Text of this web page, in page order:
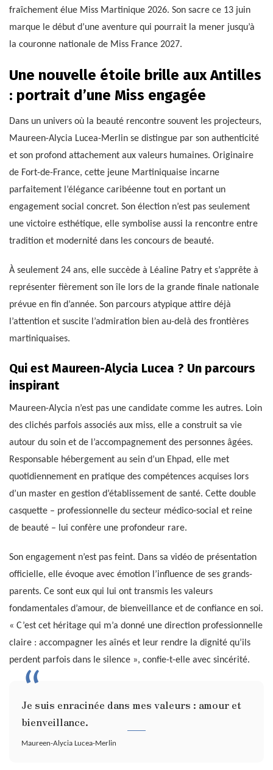
fraîchement élue Miss Martinique 2026. Son sacre ce 13 juin
marque le début d’une aventure qui pourrait la mener jusqu’à
la couronne nationale de Miss France 2027.
Une nouvelle étoile brille aux Antilles
: portrait d’une Miss engagée
Dans un univers où la beauté rencontre souvent les projecteurs,
Maureen-Alycia Lucea-Merlin se distingue par son authenticité
et son profond attachement aux valeurs humaines. Originaire
de Fort-de-France, cette jeune Martiniquaise incarne
parfaitement l’élégance caribéenne tout en portant un
engagement social concret. Son élection n’est pas seulement
une victoire esthétique, elle symbolise aussi la rencontre entre
tradition et modernité dans les concours de beauté.
À seulement 24 ans, elle succède à Léaline Patry et s’apprête à
représenter fièrement son île lors de la grande finale nationale
prévue en fin d’année. Son parcours atypique attire déjà
l’attention et suscite l’admiration bien au-delà des frontières
martiniquaises.
Qui est Maureen-Alycia Lucea ? Un parcours
inspirant
Maureen-Alycia n’est pas une candidate comme les autres. Loin
des clichés parfois associés aux miss, elle a construit sa vie
autour du soin et de l’accompagnement des personnes âgées.
Responsable hébergement au sein d’un Ehpad, elle met
quotidiennement en pratique des compétences acquises lors
d’un master en gestion d’établissement de santé. Cette double
casquette – professionnelle du secteur médico-social et reine
de beauté – lui confère une profondeur rare.
Son engagement n’est pas feint. Dans sa vidéo de présentation
officielle, elle évoque avec émotion l’influence de ses grands-
parents. Ce sont eux qui lui ont transmis les valeurs
fondamentales d’amour, de bienveillance et de confiance en soi.
« C’est cet héritage qui m’a donné une direction professionnelle
claire : accompagner les aînés et leur rendre la dignité qu’ils
perdent parfois dans le silence », confie-t-elle avec sincérité.
Je suis enracinée dans mes valeurs : amour et
bienveillance.
Maureen-Alycia Lucea-Merlin